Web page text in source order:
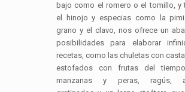
bajo como el romero o el tomillo, y
el hinojo y especias como la
grano y el clavo, nos ofrece un
posibilidades para elaborar
recetas, como las chuletas con
estofados con frutas del
manzanas y peras, ragús,